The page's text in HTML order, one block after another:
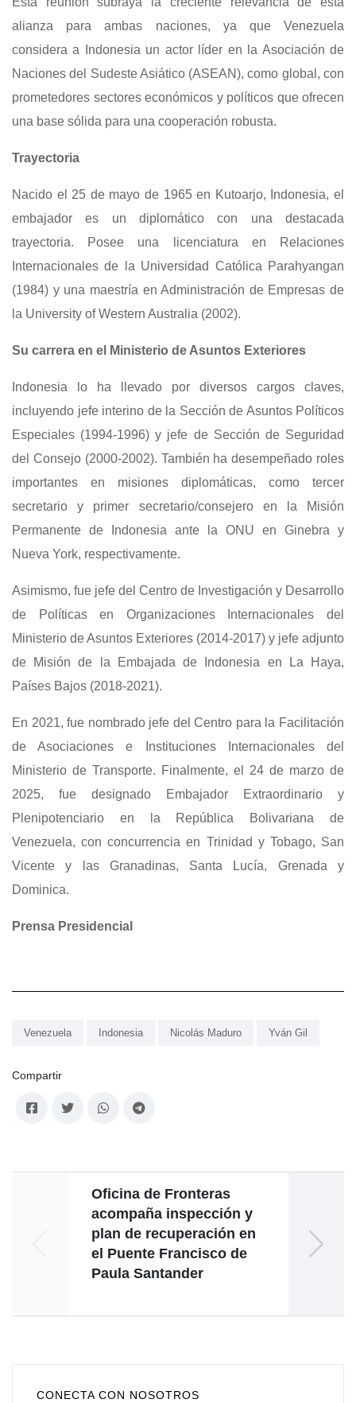
alianza para ambas naciones, ya que Venezuela
considera a Indonesia un actor líder en la Asociación de
Naciones del Sudeste Asiático (ASEAN), como global, con
prometedores sectores económicos y políticos que ofrecen
una base sólida para una cooperación robusta.
Trayectoria
Nacido el 25 de mayo de 1965 en Kutoarjo, Indonesia, el
embajador es un diplomático con una destacada
trayectoria. Posee una licenciatura en Relaciones
Internacionales de la Universidad Católica Parahyangan
(1984) y una maestría en Administración de Empresas de
la University of Western Australia (2002).
Su carrera en el Ministerio de Asuntos Exteriores
Indonesia lo ha llevado por diversos cargos claves,
incluyendo jefe interino de la Sección de Asuntos Políticos
Especiales (1994-1996) y jefe de Sección de Seguridad
del Consejo (2000-2002). También ha desempeñado roles
importantes en misiones diplomáticas, como tercer
secretario y primer secretario/consejero en la Misión
Permanente de Indonesia ante la ONU en Ginebra y
Nueva York, respectivamente.
Asimismo, fue jefe del Centro de Investigación y Desarrollo
de Políticas en Organizaciones Internacionales del
Ministerio de Asuntos Exteriores (2014-2017) y jefe adjunto
de Misión de la Embajada de Indonesia en La Haya,
Países Bajos (2018-2021).
En 2021, fue nombrado jefe del Centro para la Facilitación
de Asociaciones e Instituciones Internacionales del
Ministerio de Transporte. Finalmente, el 24 de marzo de
2025, fue designado Embajador Extraordinario y
Plenipotenciario en la República Bolivariana de
Venezuela, con concurrencia en Trinidad y Tobago, San
Vicente y las Granadinas, Santa Lucía, Grenada y
Dominica.
Prensa Presidencial
Venezuela Indonesia Nicolás Maduro Yván Gil
Compartir
Oficina de Fronteras
acompaña inspección y
plan de recuperación en
el Puente Francisco de
Paula Santander
CONECTA CON NOSOTROS